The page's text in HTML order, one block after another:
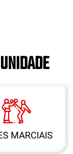
MARCIAIS